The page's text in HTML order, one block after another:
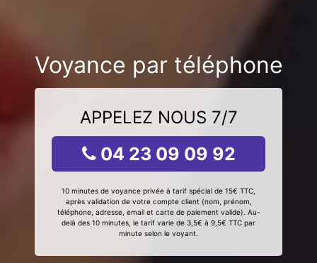
Voyance par téléphone
APPELEZ NOUS 7/7
04 23 09 09 92
10 minutes de voyance privée à tarif spécial de 15€ TTC,
après validation de votre compte client (nom, prénom,
téléphone, adresse, email et carte de paiement valide). Au-
delà des 10 minutes, le tarif varie de 3,5€ à 9,5€ TTC par
minute selon le voyant.